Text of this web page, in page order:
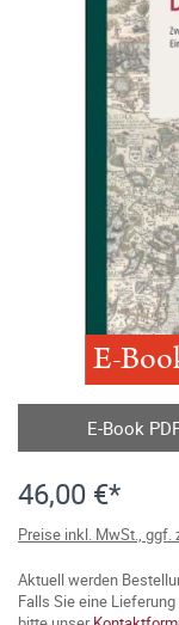
E-
E-Book
46,00 €*
Preise inkl. MwSt., ggf.
Aktuell werden
Falls Sie eine